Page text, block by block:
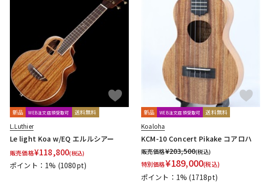
新品 WEB注文店頭受取可 送料無料
L.Luthier
Le light Koa w/EQ エルルシアー
販売価格¥118,800(税込)
ポイント：1% (1080pt)
新品 WEB注文店頭受取可 送料無料
Koaloha
KCM-10 Concert Pikake コアロハ
販売価格¥203,500(税込)
特別価格¥189,000(税込)
ポイント：1% (1718pt)